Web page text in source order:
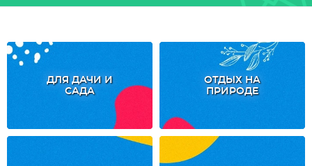
ДЛЯ ДАЧИ И
САДА
ОТДЫХ НА
ПРИРОДЕ